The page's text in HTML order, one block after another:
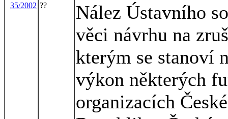
35/2002 ??
Nález Ústavního
věci návrhu na
kterým se stanoví
výkon některých
organizacích